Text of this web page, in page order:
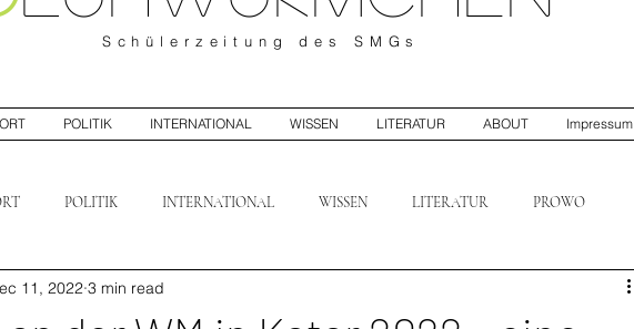
Schülerzeitung des SMGs
POLITIK INTERNATIONAL WISSEN LITERATUR ABOUT Impressum
POLITIK INTERNATIONAL WISSEN LITERATUR PROWO
11, 2022 3 min read